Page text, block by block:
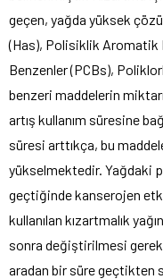
geçen, yağda yüksek
(Has), Polisiklik Aromatik
Benzenler (PCBs),
benzeri maddelerin
artış kullanım süresine
süresi arttıkça, bu
yükselmektedir. Yağdaki
geçtiğinde kanserojen
kullanılan kızartmalık
sonra değiştirilmesi
aradan bir süre geçtikten